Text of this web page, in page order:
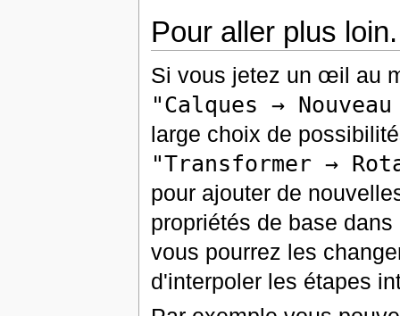
Pour aller plus
Si vous jetez un œil au
"Calques →
large choix de
"Transformer →
pour ajouter de
propriétés de base
vous pourrez les
d'interpoler les étapes